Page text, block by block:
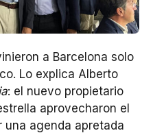
a Barcelona solo
Lo explica Alberto
: el nuevo propietario
aprovecharon el
una agenda apretada